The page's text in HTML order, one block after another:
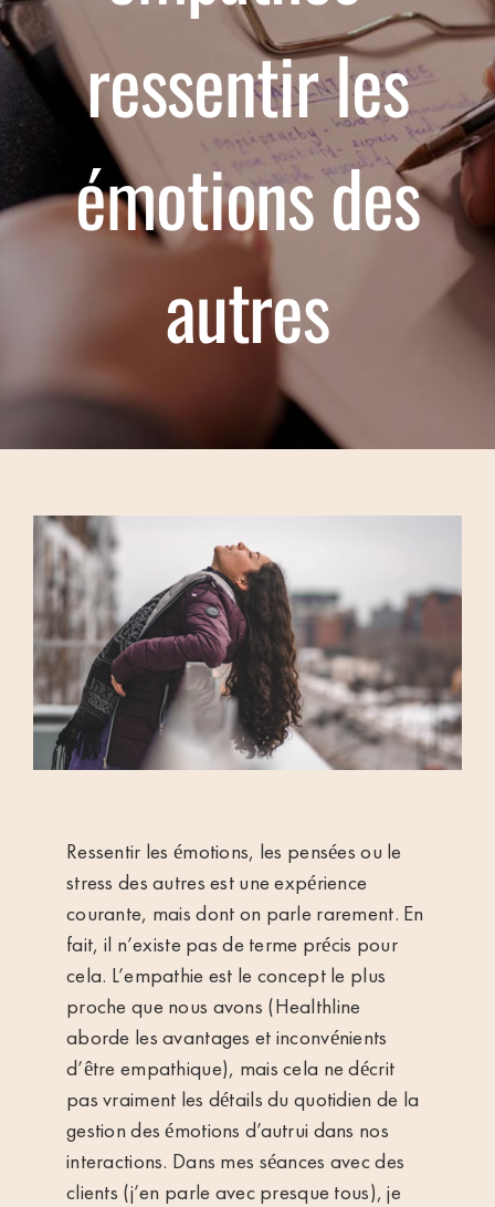
CANADA ATLANTIQUE
FRAIS
RESSOURCES
BLOG
CONTACT
ressentir les
émotions des
autres
Ressentir les émotions, les pensées ou le
stress des autres est une expérience
courante, mais dont on parle rarement. En
fait, il n’existe pas de terme précis pour
cela. L’empathie est le concept le plus
proche que nous avons (Healthline
aborde les avantages et inconvénients
d’être empathique), mais cela ne décrit
pas vraiment les détails du quotidien de la
gestion des émotions d’autrui dans nos
interactions. Dans mes séances avec des
clients (j’en parle avec presque tous), je